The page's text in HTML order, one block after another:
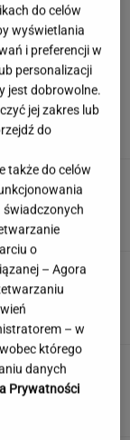
pierwszą
osób?
i seriale w PRL-
mieć
Też tak robisz?
do celów
wyświetlania
i preferencji w
personalizacji
jest dobrowolne.
jej zakres lub
do
także do celów
świadczonych
o
– Agora
– w
którego
danych
Prywatności